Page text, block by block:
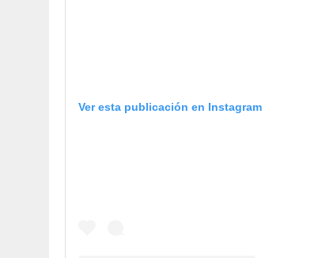
Ver esta publicación en Instagram